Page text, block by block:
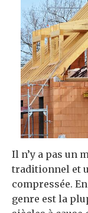
Il n’y a pas un
traditionnel et
compressée.
genre est la